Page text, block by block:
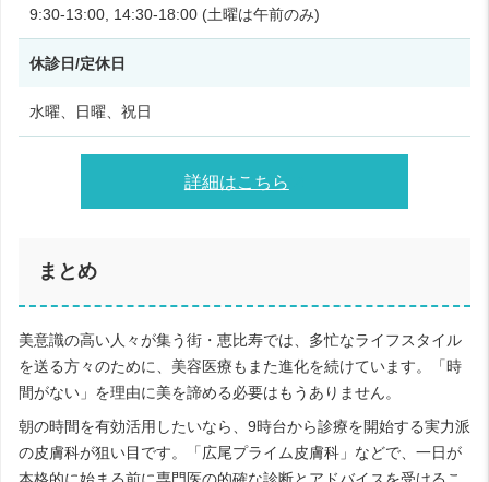
9:30-13:00, 14:30-18:00 (土曜は午前のみ)
休診日/定休日
水曜、日曜、祝日
詳細はこちら
まとめ
美意識の高い人々が集う街・恵比寿では、多忙なライフスタイル
を送る方々のために、美容医療もまた進化を続けています。「時
間がない」を理由に美を諦める必要はもうありません。
朝の時間を有効活用したいなら、9時台から診療を開始する実力派
の皮膚科が狙い目です。「広尾プライム皮膚科」などで、一日が